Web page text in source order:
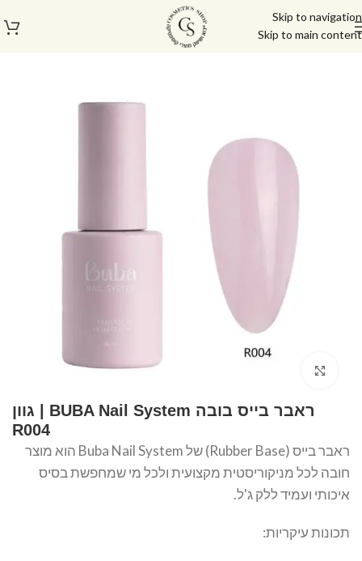
Skip to navigation
Skip to main content
עמוד הבית
ראבר בייס בובה BUBA Nail System | גוון
R004
ראבר בייס (Rubber Base) של Buba Nail System הוא מוצר
חובה לכל מניקוריסטית מקצועית ולכל מי שמחפשת בסיס
איכותי ועמיד ללק ג'ל.
תכונות עיקריות: